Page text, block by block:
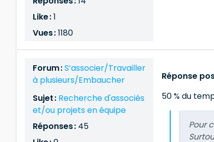
Like :1
Vues :1180
Forum :S’associer/Travailler
à plusieurs/Embaucher
Sujet : Recherche d'associés
et/ou projets en équipe
Réponses : 45
Réponse
50 % du
Pour